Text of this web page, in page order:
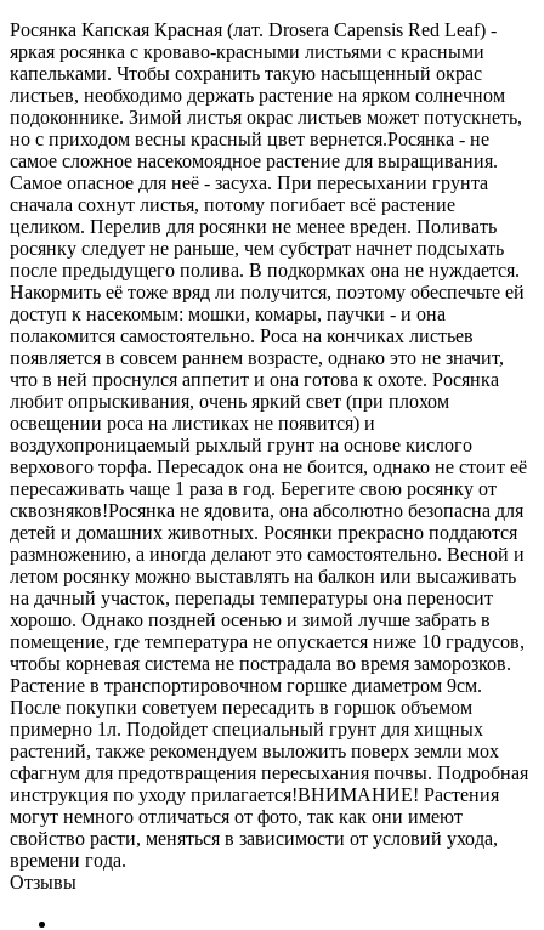
Росянка Капская Красная (лат. Drosera Сapensis Red Leaf) -
яркая росянка с кроваво-красными листьями с красными
капельками. Чтобы сохранить такую насыщенный окрас
листьев, необходимо держать растение на ярком солнечном
подоконнике. Зимой листья окрас листьев может потускнеть,
но с приходом весны красный цвет вернется.Росянка - не
самое сложное насекомоядное растение для выращивания.
Самое опасное для неё - засуха. При пересыхании грунта
сначала сохнут листья, потому погибает всё растение
целиком. Перелив для росянки не менее вреден. Поливать
росянку следует не раньше, чем субстрат начнет подсыхать
после предыдущего полива. В подкормках она не нуждается.
Накормить её тоже вряд ли получится, поэтому обеспечьте ей
доступ к насекомым: мошки, комары, паучки - и она
полакомится самостоятельно. Роса на кончиках листьев
появляется в совсем раннем возрасте, однако это не значит,
что в ней проснулся аппетит и она готова к охоте. Росянка
любит опрыскивания, очень яркий свет (при плохом
освещении роса на листиках не появится) и
воздухопроницаемый рыхлый грунт на основе кислого
верхового торфа. Пересадок она не боится, однако не стоит её
пересаживать чаще 1 раза в год. Берегите свою росянку от
сквозняков!Росянка не ядовита, она абсолютно безопасна для
детей и домашних животных. Росянки прекрасно поддаются
размножению, а иногда делают это самостоятельно. Весной и
летом росянку можно выставлять на балкон или высаживать
на дачный участок, перепады температуры она переносит
хорошо. Однако поздней осенью и зимой лучше забрать в
помещение, где температура не опускается ниже 10 градусов,
чтобы корневая система не пострадала во время заморозков.
Растение в транспортировочном горшке диаметром 9см.
После покупки советуем пересадить в горшок объемом
примерно 1л. Подойдет специальный грунт для хищных
растений, также рекомендуем выложить поверх земли мох
сфагнум для предотвращения пересыхания почвы. Подробная
инструкция по уходу прилагается!ВНИМАНИЕ! Растения
могут немного отличаться от фото, так как они имеют
свойство расти, меняться в зависимости от условий ухода,
времени года.
Отзывы